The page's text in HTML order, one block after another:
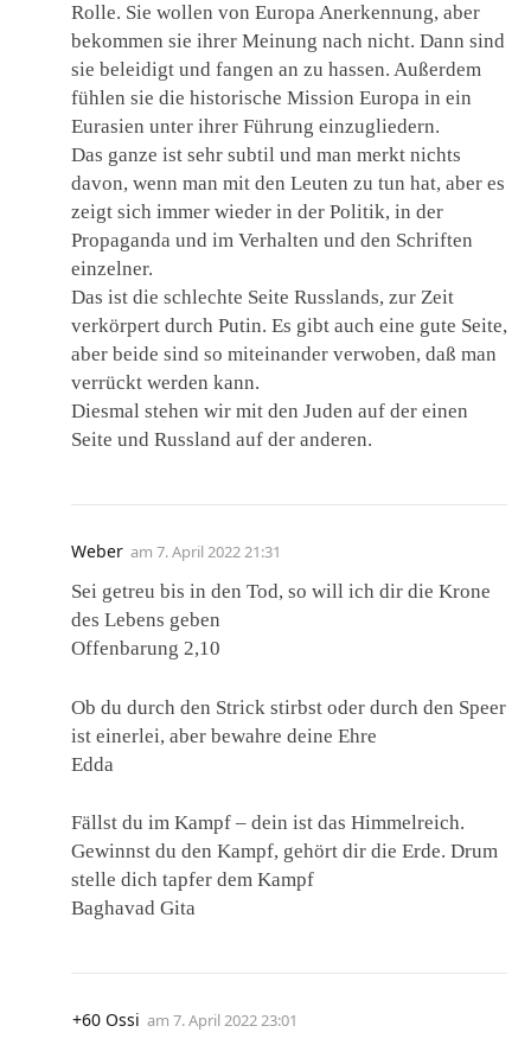
Rolle. Sie wollen von Europa Anerkennung, aber
bekommen sie ihrer Meinung nach nicht. Dann sind
sie beleidigt und fangen an zu hassen. Außerdem
fühlen sie die historische Mission Europa in ein
Eurasien unter ihrer Führung einzugliedern.
Das ganze ist sehr subtil und man merkt nichts
davon, wenn man mit den Leuten zu tun hat, aber es
zeigt sich immer wieder in der Politik, in der
Propaganda und im Verhalten und den Schriften
einzelner.
Das ist die schlechte Seite Russlands, zur Zeit
verkörpert durch Putin. Es gibt auch eine gute Seite,
aber beide sind so miteinander verwoben, daß man
verrückt werden kann.
Diesmal stehen wir mit den Juden auf der einen
Seite und Russland auf der anderen.
Weber am 7. April 2022 21:31
Sei getreu bis in den Tod, so will ich dir die Krone
des Lebens geben
Offenbarung 2,10
Ob du durch den Strick stirbst oder durch den Speer
ist einerlei, aber bewahre deine Ehre
Edda
Fällst du im Kampf – dein ist das Himmelreich.
Gewinnst du den Kampf, gehört dir die Erde. Drum
stelle dich tapfer dem Kampf
Baghavad Gita
+60 Ossi am 7. April 2022 23:01